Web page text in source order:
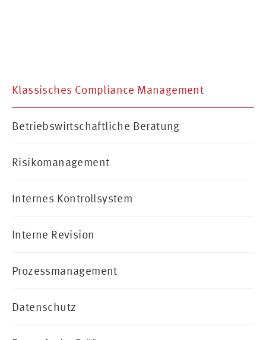
Klassisches Compliance Management
Betriebswirtschaftliche Beratung
Risikomanagement
Internes Kontrollsystem
Interne Revision
Prozessmanagement
Datenschutz